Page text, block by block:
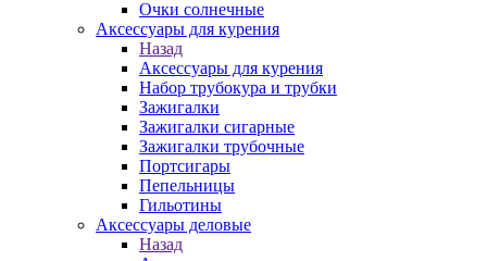
Очки солнечные
Аксессуары для курения
Назад
Аксессуары для курения
Набор трубокура и трубки
Зажигалки
Зажигалки сигарные
Зажигалки трубочные
Портсигары
Пепельницы
Гильотины
Аксессуары деловые
Назад